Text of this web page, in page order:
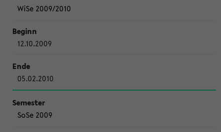
WiSe 2009/2010
12.10.2009
05.02.2010
SoSe 2009